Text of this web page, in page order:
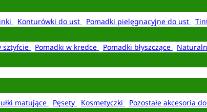
Konturówki do ust Pomadki pielęgnacyjne do ust
sztyfcie Pomadki w kredce Pomadki błyszczące
matujące Pęsety Kosmetyczki
Pozostałe akcesoria